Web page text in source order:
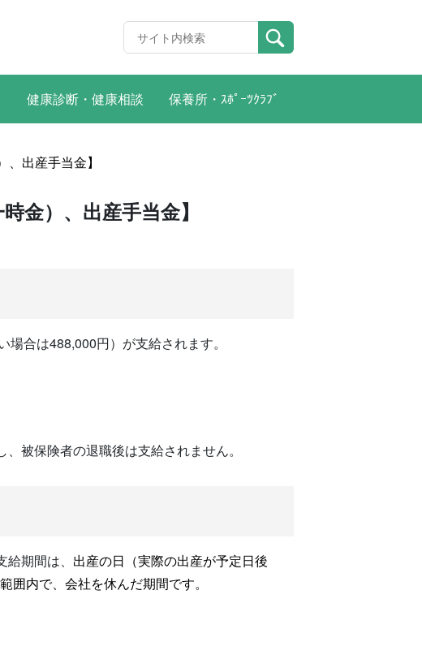
健康診断・健康相談 保養所・ｽﾎﾟｰﾂｸﾗﾌﾞ
出産手当金】
金）、出産手当金】
合は488,000円）が支給されます。
被保険者の退職後は支給されません。
期間は、 出産の日（実際の出産が予定日後
内で、会社を休んだ期間です。